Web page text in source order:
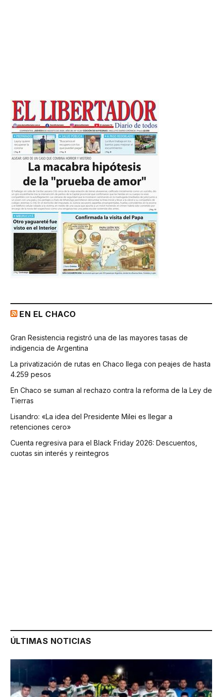
EN EL CHACO
Gran Resistencia registró una de las mayores tasas de
indigencia de Argentina
La privatización de rutas en Chaco llega con peajes de hasta
4.259 pesos
En Chaco se suman al rechazo contra la reforma de la Ley de
Tierras
Lisandro: «La idea del Presidente Milei es llegar a
retenciones cero»
Cuenta regresiva para el Black Friday 2026: Descuentos,
cuotas sin interés y reintegros
ÚLTIMAS NOTICIAS